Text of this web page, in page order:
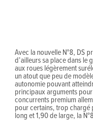
Avec la nouvelle N°8, DS
d’ailleurs sa place dans le
aux roues légèrement
un atout que peu de
autonomie pouvant
principaux arguments
concurrents premium
pour certains, trop chargé
long et 1,90 de large, la